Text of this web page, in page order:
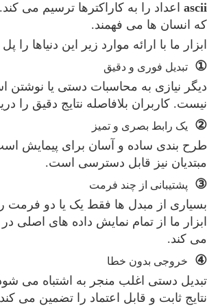
ascii اعداد را به کاراکترها ترسیم می
که انسان ها می فهمند.
ابزار ما با ارائه موارد زیر این دنیاها را
① تبدیل فوری و دقیق
دیگر نیازی به محاسبات دستی یا نوشتن
نیست. کاربران بلافاصله نتایج دقیق را
② یک رابط بصری و تمیز
طرح بندی ساده و آسان برای پیمایش
مبتدیان نیز قابل دسترسی است.
③ پشتیبانی از چند فرمت
بسیاری از مبدل ها فقط یک یا دو فرمت
ابزار ما از تمام نمایش داده های اصلی
می کند.
④ خروجی بدون خطا
تبدیل دستی اغلب منجر به اشتباه می شود.
نتایج ثابت و قابل اعتماد را تضمین می